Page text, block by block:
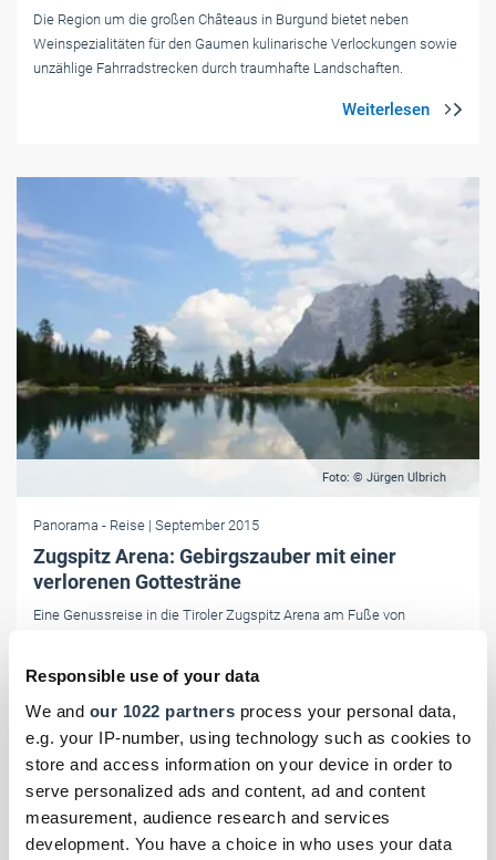
Responsible use of your data
We and our 1022 partners process your personal data,
e.g. your IP-number, using technology such as cookies to
store and access information on your device in order to
serve personalized ads and content, ad and content
measurement, audience research and services
development. You have a choice in who uses your data
Die Region um die großen Châteaus in Burgund bietet neben
Weinspezialitäten für den Gaumen kulinarische Verlockungen sowie
unzählige Fahrradstrecken durch traumhafte Landschaften.
Foto: © Jürgen Ulbrich
Panorama - Reise | September 2015
Zugspitz Arena: Gebirgszauber mit einer
verlorenen Gottesträne
Eine Genussreise in die Tiroler Zugspitz Arena am Fuße von
Aktivitäten.